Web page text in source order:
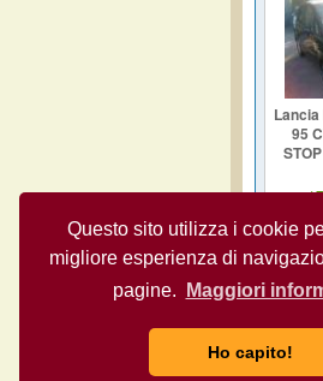
Questo sito utilizza i cookie
migliore esperienza di
pagine.
Maggiori
Ho capito!
Lancia
95